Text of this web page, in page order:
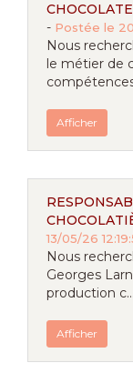
- Postée le
Nous
le métier de
Afficher
13/05/26
Nous
Georges
production c...
Afficher